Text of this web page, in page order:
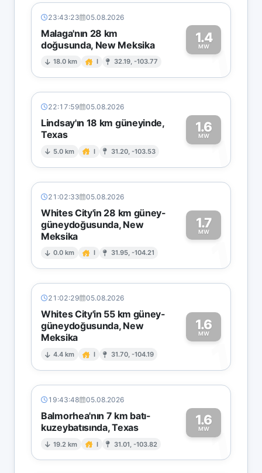
23:43:23 05.08.2026
Malaga'nın 28 km
doğusunda, New Meksika
18.0 km I 32.19, -103.77
1.4
MW1
22:17:59 05.08.2026
Lindsay'ın 18 km güneyinde,
Texas
5.0 km I 31.20, -103.53
1.6
MW1
21:02:33 05.08.2026
Whites City'in 28 km güney-
güneydoğusunda, New
Meksika
0.0 km I 31.95, -104.21
1.7
MW
1
21:02:29 05.08.2026
Whites City'in 55 km güney-
güneydoğusunda, New
Meksika
4.4 km I 31.70, -104.19
1.6
MW
1
19:43:48 05.08.2026
Balmorhea'nın 7 km batı-
kuzeybatısında, Texas
19.2 km I 31.01, -103.82
1.6
MW1